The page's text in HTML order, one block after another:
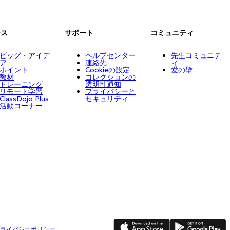
ビッグ・アイデ
ア
ポイント
教材
トレーニング
リモート学習
ClassDojo Plus
活動コーナー
サポート
ヘルプセンター
連絡先
Cookieの設定
コレクションの
透明性通知
プライバシーと
セキュリティ
コミュニティ
先生コミュニテ
ィ
愛の壁
App Store Google Play